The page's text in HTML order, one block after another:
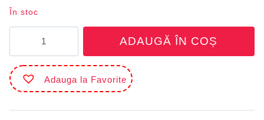
În stoc
Pensulă
seria
531
nr.
40
ADAUGĂ ÎN COȘ
Adauga la Favorite